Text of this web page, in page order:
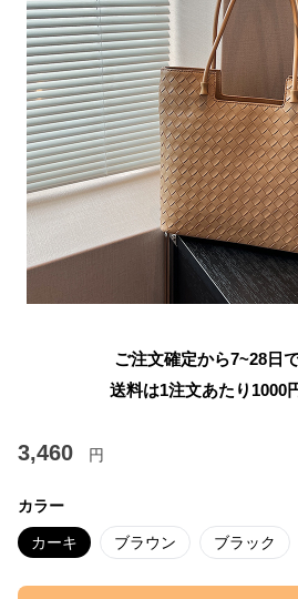
ご注文確定から7~28日
送料は1注文あたり 1000
3,460 円
カラー
カーキ ブラウン ブラック